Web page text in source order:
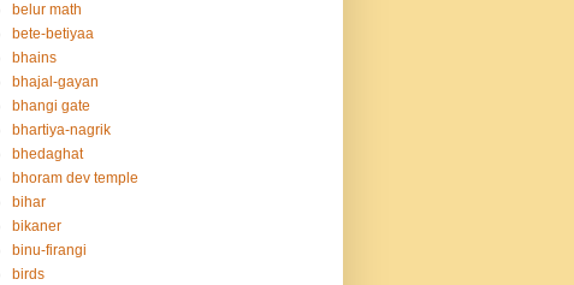
belur math
bete-betiyaa
bhains
bhajal-gayan
bhangi gate
bhartiya-nagrik
bhedaghat
bhoram dev temple
bihar
bikaner
binu-firangi
birds